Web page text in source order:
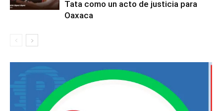
Tata como un acto de justicia para
Oaxaca